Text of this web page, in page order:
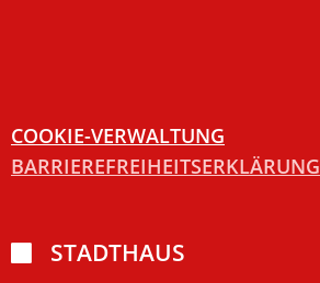
COOKIE-VERWALTUNG
BARRIEREFREIHEITSERKLÄRUNG
STADTHAUS